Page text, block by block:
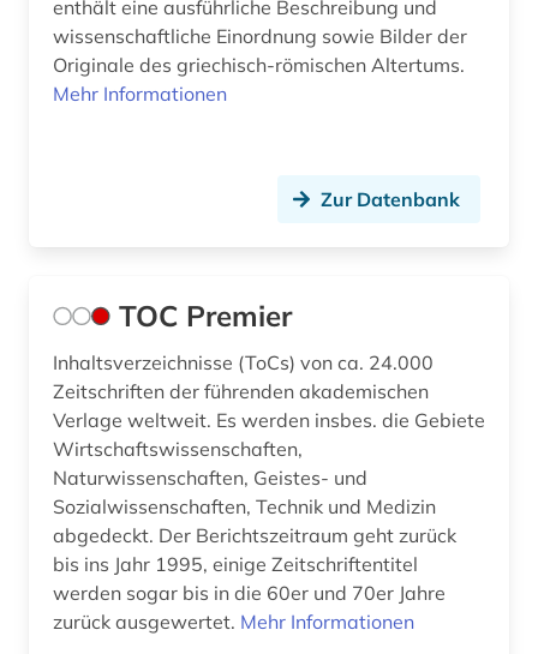
klarinettenquintett (1)
klassische philologie (1)
konkordanz (3)
konzentrationslager (1)
koptologie (1)
korea (2)
kriminalliteratur (1)
kultur (1)
kulturwissenschaften (4)
enthält eine ausführliche Beschreibung und
wissenschaftliche Einordnung sowie Bilder der
Originale des griechisch-römischen Altertums.
Mehr Informationen
Zur Datenbank
TOC Premier
Inhaltsverzeichnisse (ToCs) von ca. 24.000
Zeitschriften der führenden akademischen
Verlage weltweit. Es werden insbes. die Gebiete
Wirtschaftswissenschaften,
Naturwissenschaften, Geistes- und
Sozialwissenschaften, Technik und Medizin
abgedeckt. Der Berichtszeitraum geht zurück
bis ins Jahr 1995, einige Zeitschriftentitel
werden sogar bis in die 60er und 70er Jahre
zurück ausgewertet. Mehr Informationen